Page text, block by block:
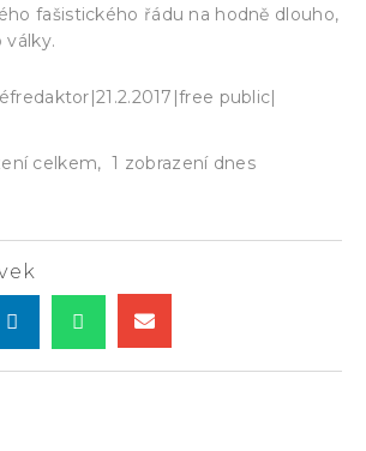
fašistického řádu na hodně dlouho,
války.
public|
celkem, 1 zobrazení dnes